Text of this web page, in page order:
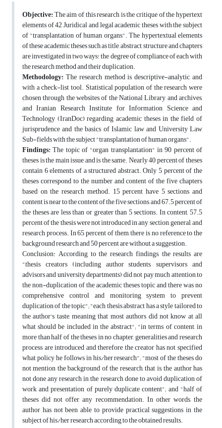
Objective:The aim of this research is the critique of the hypertext
elements of 42 Juridical and legal academic theses with the subject
of "transplantation of human organs". The hypertextual elements
of these academic theses such as title, abstract, structure and chapters
are investigated in two ways: the degree of compliance of each with
the research method and their duplication.
Methodology:The research method is descriptive-analytic and
with a check-list tool. Statistical population of the research were
chosen through the websites of the National Library and archives,
and Iranian Research Institute for Information Science and
Technology (IranDoc) regarding academic theses in the field of
jurisprudence and the basics of Islamic law and University Law
Sub-fields with the subject "transplantation of human organs".
Findings:The topic of "organ transplantation" in 90 percent of
theses is the main issue and is the same. Nearly 40 percent of theses
contain 6 elements of a structured abstract. Only 5 percent of the
theses correspond to the number and content of the five chapters
based on the research method. 15 percent have 5 sections and
content is near to the content of the five sections, and 67.5 percent of
the theses are less than or greater than 5 sections. In content, 57.5
percent of the thesis were not introduced in any section, general, and
research process. In 65 percent of them, there is no reference to the
background research and 50 percent are without a suggestion.
Conclusion: According to the research findings, the results are
"thesis creators (including author students, supervisors and
advisors and university departments) did not pay much attention to
the non-duplication of the academic theses topic and there was no
comprehensive control and monitoring system to prevent
duplication of the topic"; "each thesis abstract has a style tailored to
the author's taste, meaning that most authors did not know at all
what should be included in the abstract"; "in terms of content, in
more than half of the theses in no chapter, generalities and research
process are introduced and therefore the creator has not specified
what policy he follows in his/her research"; "most of the theses do
not mention the background of the research, that is, the author has
not done any research in the research done to avoid duplication of
work and presentation of purely duplicate content"; and "half of
theses did not offer any recommendation. In other words, the
author has not been able to provide practical suggestions in the
subject of his/her research according to the obtained results.